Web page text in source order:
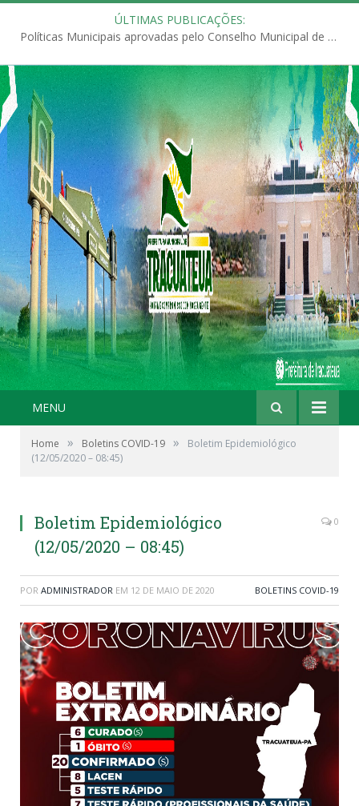
ÚLTIMAS PUBLICAÇÕES:
Políticas Municipais aprovadas pelo Conselho Municipal de Educação (CME)
MENU
Home » Boletins COVID-19 »
Boletim Epidemiológico
(12/05/2020 – 08:45)
Boletim Epidemiológico
(12/05/2020 – 08:45)
0
POR ADMINISTRADOR EM 12 DE MAIO DE 2020 BOLETINS COVID-19